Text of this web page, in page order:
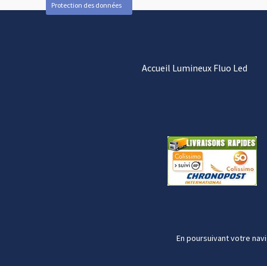
Protection des données
Accueil Lumineux Fluo Led
En poursuivant votre